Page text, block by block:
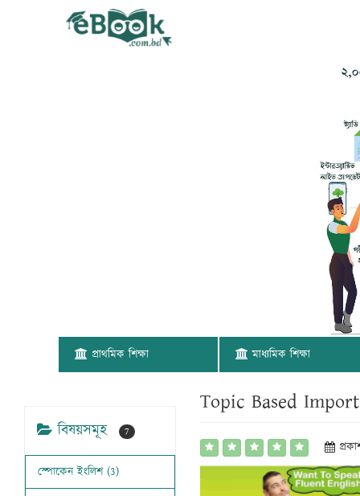
প্রাথমিক শিক্ষা মাধ্যমিক শিক্ষা
Topic Based
বিষয়সমূহ 7
স্পোকেন ইংলিশ (3)